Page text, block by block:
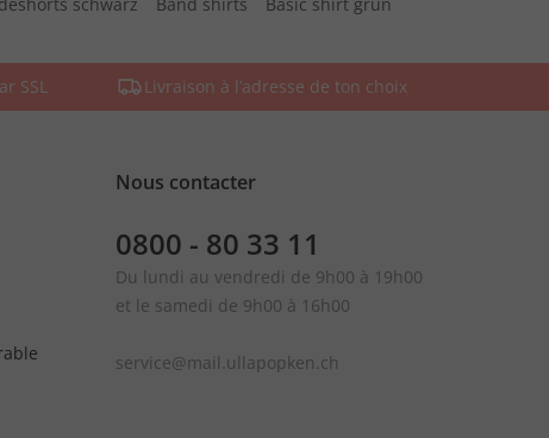
SSL Livraison à l’adresse de ton choix
Nous contacter
0800 - 80 33 11
Du lundi au vendredi de 9h00 à 19h00
et le samedi de 9h00 à 16h00
service@mail.ullapopken.ch